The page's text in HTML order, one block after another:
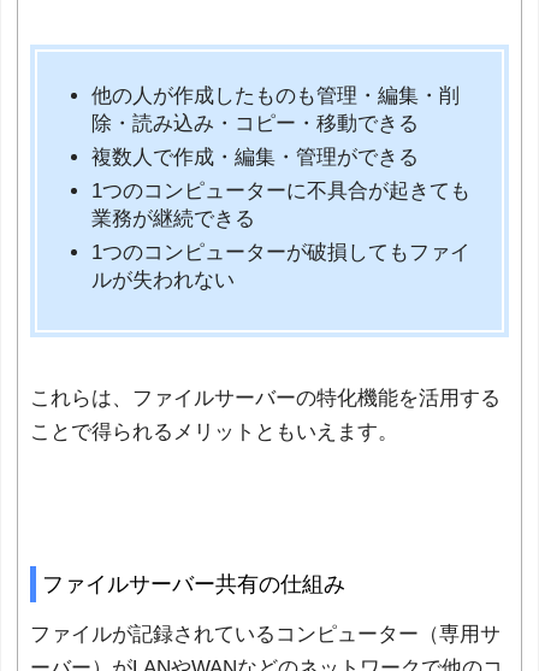
他の人が作成したものも管理・編集・削
除・読み込み・コピー・移動できる
複数人で作成・編集・管理ができる
1つのコンピューターに不具合が起きても
業務が継続できる
1つのコンピューターが破損してもファイ
ルが失われない
これらは、ファイルサーバーの特化機能を活用する
ことで得られるメリットともいえます。
ファイルサーバー共有の仕組み
ファイルが記録されているコンピューター（専用サ